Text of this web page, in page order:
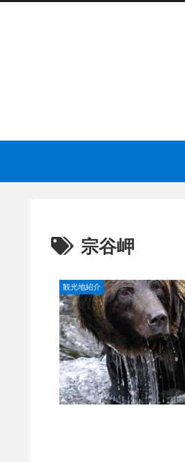
宗谷岬
観光地紹介